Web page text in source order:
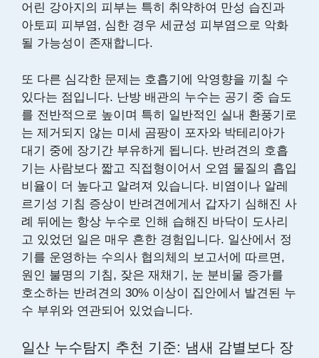
어린 강아지의 피부는 특히 취약하여 만성 습진과
아토피 피부염, 심한 경우 세균성 피부염으로 악화
될 가능성이 존재합니다.
또 다른 심각한 문제는 호흡기에 악영향을 끼칠 수
있다는 점입니다. 난방 배관의 누수는 공기 중 습도
를 전반적으로 높이며 특히 일반적인 실내 환풍기로
는 제거되지 않는 미세 곰팡이 포자와 박테리아가
대기 중에 장기간 부유하게 됩니다. 반려견의 호흡
기는 사람보다 짧고 직접형이어서 오염 물질의 흡입
비율이 더 높다고 알려져 있습니다. 비염이나 알레
르기성 기침 증상이 반려견에게서 갑자기 심해진 사
례 뒤에는 항상 누수로 인해 습해진 바닥이 도사리
고 있었던 일은 매우 흔한 경험입니다. 일산에서 정
기를 운영하는 수의사 협의체의 보고서에 따르면,
원인 불명의 기침, 잦은 재채기, 눈 분비물 증가를
호소하는 반려견의 30% 이상이 집안에서 발견된 누
수 부위와 연관되어 있었습니다.
일산 누수탐지 추천 기준: 냄새 감별보다 장